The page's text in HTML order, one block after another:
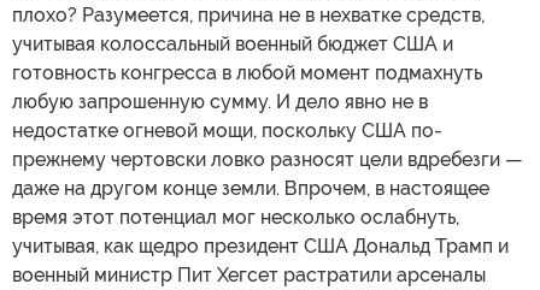
плохо? Разумеется, причина не в нехватке средств,
учитывая колоссальный военный бюджет США и
готовность конгресса в любой момент подмахнуть
любую запрошенную сумму. И дело явно не в
недостатке огневой мощи, поскольку США по-
прежнему чертовски ловко разносят цели вдребезги —
даже на другом конце земли. Впрочем, в настоящее
время этот потенциал мог несколько ослабнуть,
учитывая, как щедро президент США Дональд Трамп и
военный министр Пит Хегсет растратили арсеналы